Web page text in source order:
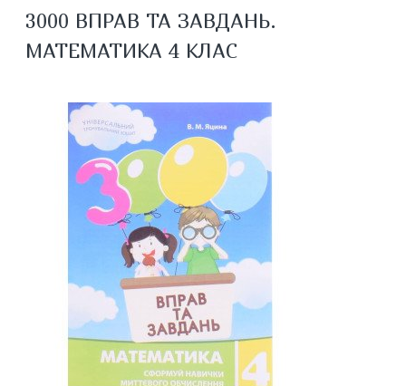
3000 ВПРАВ ТА ЗАВДАНЬ.
МАТЕМАТИКА 4 КЛАС